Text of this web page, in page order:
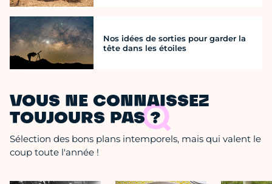
Nos idées de sorties pour garder la
tête dans les étoiles
VOUS NE CONNAISSEZ
TOUJOURS PAS ?
Sélection des bons plans intemporels, mais qui valent le
coup toute l'année !